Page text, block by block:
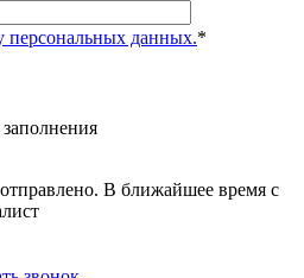
персональных данных.*
В ближайшее время с